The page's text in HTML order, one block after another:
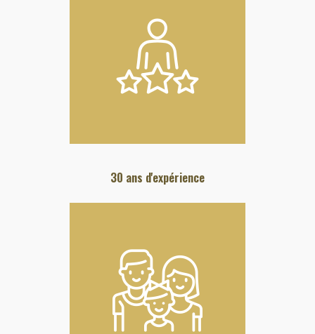
30 ans d'expérience